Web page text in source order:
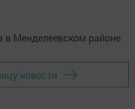
новости